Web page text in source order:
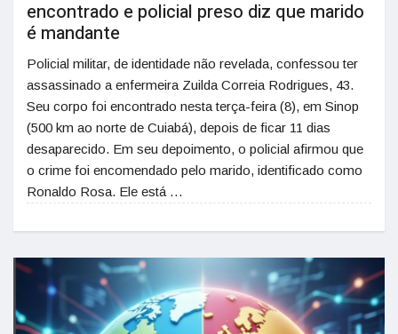
encontrado e policial preso diz que marido
é mandante
Policial militar, de identidade não revelada, confessou ter
assassinado a enfermeira Zuilda Correia Rodrigues, 43.
Seu corpo foi encontrado nesta terça-feira (8), em Sinop
(500 km ao norte de Cuiabá), depois de ficar 11 dias
desaparecido. Em seu depoimento, o policial afirmou que
o crime foi encomendado pelo marido, identificado como
Ronaldo Rosa. Ele está …